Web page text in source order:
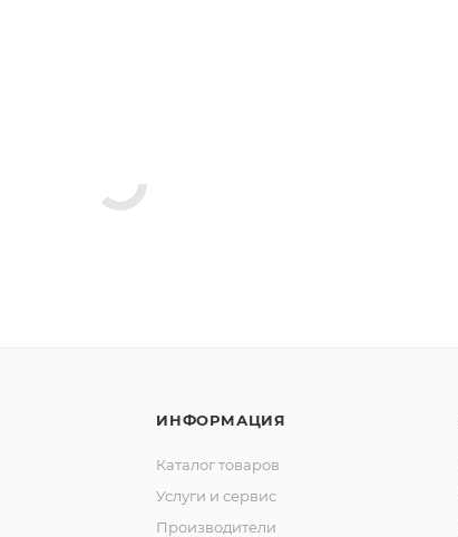
ИНФОРМАЦИЯ
Каталог товаров
Услуги и сервис
Производители